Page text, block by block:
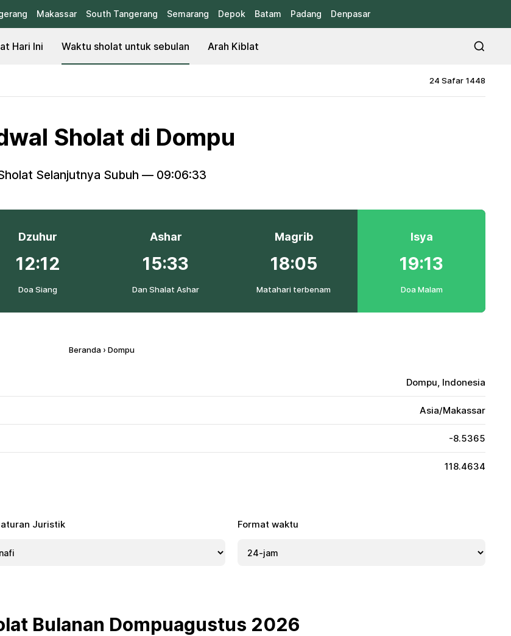
Makassar South Tangerang Semarang Depok Batam Padang Denpasar
Hari Ini Waktu sholat untuk sebulan Arah Kiblat
24 Safar 1448
Sholat di Dompu
Selanjutnya Subuh — 09:06:32
Dzuhur
12:12
Doa Siang
Ashar
15:33
Dan Shalat Ashar
Magrib
18:05
Matahari terbenam
Isya
19:13
Doa Malam
Beranda › Dompu
Dompu, Indonesia
Asia/Makassar
-8.5365
118.4634
Juristik Format waktu
Bulanan Dompuagustus 2026